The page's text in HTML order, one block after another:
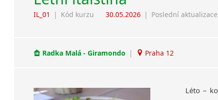
IL_01 | Kód kurzu 30.05.2026 | Poslední aktualizace
Radka Malá - Giramondo | Praha 12
Léto –